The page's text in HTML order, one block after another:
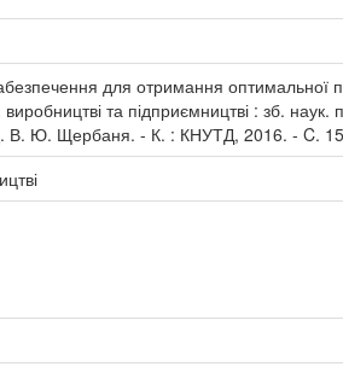
для отримання оптимальної
та підприємництві : зб.
В. Ю. Щербаня. - К. : КНУТД, 2016. - C.